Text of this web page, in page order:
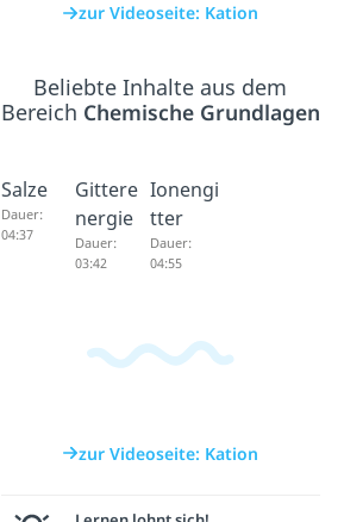
zur Videoseite: Kation
Beliebte Inhalte aus dem
Bereich Chemische Grundlagen
Salze
Dauer:
04:37
Gittere
nergie
Dauer:
03:42
Ionengi
tter
Dauer:
04:55
zur Videoseite: Kation